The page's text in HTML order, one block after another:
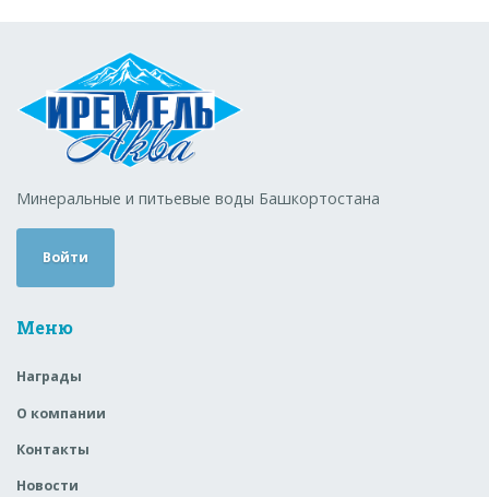
Минеральные и питьевые воды Башкортостана
Войти
Меню
Награды
О компании
Контакты
Новости